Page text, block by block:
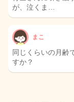
が、泣くま…
まこ
同じくらいの月齢
すか？